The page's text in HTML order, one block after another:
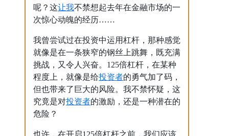
呢？这让我不禁想起去年在金融市场的一
次惊心动魄的经历……
我曾尝试过在投资中运用杠杆，那种感觉
就像是在一条狭窄的钢丝上跳舞，既充满
挑战，又令人兴奋。125倍杠杆，在某种
程度上，就像是给投资者的勇气加了码，
但也带来了巨大的风险。我不禁怀疑，这
究竟是对投资者的激励，还是一种潜在的
危险？
也许，在开启125倍杠杆之前，我们应该